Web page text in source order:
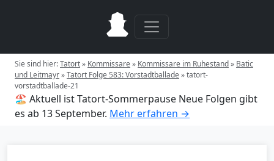
Sie sind hier:Tatort» Kommissare» Kommissare im Ruhestand» Batic
und Leitmayr»Tatort Folge 583: Vorstadtballade»tatort-
vorstadtballade-21
🏖️ Aktuell ist Tatort-Sommerpause Neue Folgen gibt
es ab 13 September. Mehr erfahren →